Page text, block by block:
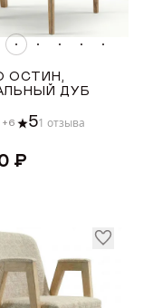
ОСТИН,
ДУБ
+6 51 отзыва
₽